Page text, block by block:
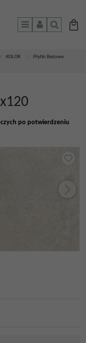
MenuPanelSzukaj
KOLOR
Płytki Beżowe
po potwierdzeniu